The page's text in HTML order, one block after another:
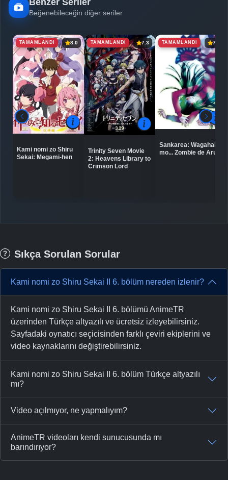
Beğenebileceğin diğer seriler
TAMAMLANDI 8.0
Kami nomi zo Shiru
Sekai: Megami-hen
TAMAMLANDI 7.3
Trinity Seven Movie
2: Heavens Library to
Crimson Lord
TAMAMLANDI 7.2
Sankarea: Wagahai
mo... Zombie de Aru...
Sıkça Sorulan Sorular
Kami nomi zo Shiru Sekai II 6. bölüm nereden izlenir?
Kami nomi zo Shiru Sekai II 6. bölümü AnimeTR
üzerinden Türkçe altyazılı ve ücretsiz izleyebilirsiniz.
Sayfadaki oynatıcı seçicisinden farklı çeviri ekiplerini ve
video kaynaklarını değiştirebilirsiniz.
Kami nomi zo Shiru Sekai II 6. bölüm Türkçe altyazılı
mı?
Video açılmıyor, ne yapmalıyım?
AnimeTR videoları kendi sunucusunda mı
barındırıyor?